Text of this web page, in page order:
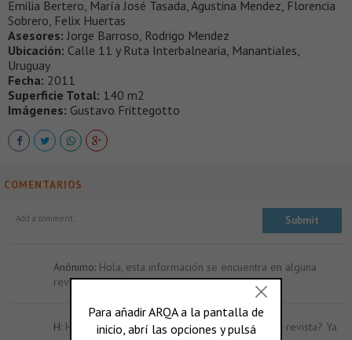
Emilia Bertero, María José Tasada, Agustina Mendez, Florencia
Sobrero, Felix Huertas
Asesores: Jorge Barroso, Rodrigo Mendez
Ubicación: Calle 11 y Ruta Interbalnearia, Manantiales,
Uruguay
Fecha: 2011
Superficie Total: 140 m2
Imágenes: Gustavo Frittegotto
COMENTARIOS
Anónimo: Hola, esta información se encuentra en alguna
revista?Reply
H: Hola, esta información se encuentra en alguna revista? Ya